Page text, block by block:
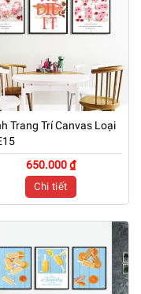
Trang Trí Canvas Loại
650.000 ₫
Chi tiết